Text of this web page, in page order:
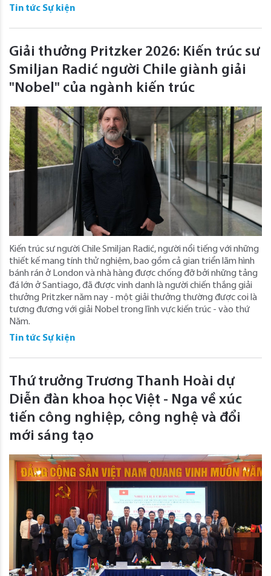
Tin tức Sự kiện
Giải thưởng Pritzker 2026: Kiến trúc sư
Smiljan Radić người Chile giành giải
"Nobel" của ngành kiến ​​trúc
Kiến trúc sư người Chile Smiljan Radić, người nổi tiếng với những
thiết kế mang tính thử nghiệm, bao gồm cả gian triển lãm hình
bánh rán ở London và nhà hàng được chống đỡ bởi những tảng
đá lớn ở Santiago, đã được vinh danh là người chiến thắng giải
thưởng Pritzker năm nay - một giải thưởng thường được coi là
tương đương với giải Nobel trong lĩnh vực kiến ​​trúc - vào thứ
Năm.
Tin tức Sự kiện
Thứ trưởng Trương Thanh Hoài dự
Diễn đàn khoa học Việt - Nga về xúc
tiến công nghiệp, công nghệ và đổi
mới sáng tạo